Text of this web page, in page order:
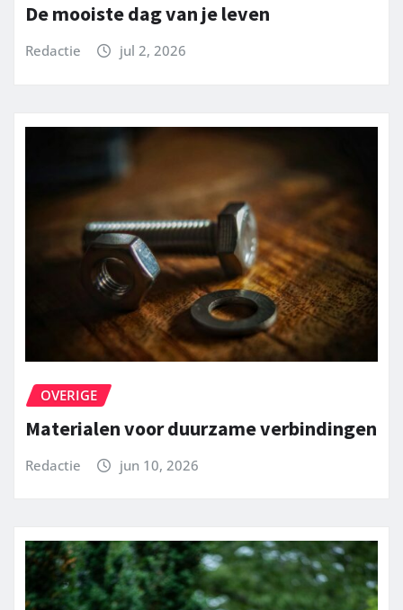
De mooiste dag van je leven
Redactie jul 2, 2026
OVERIGE
Materialen voor duurzame verbindingen
Redactie jun 10, 2026